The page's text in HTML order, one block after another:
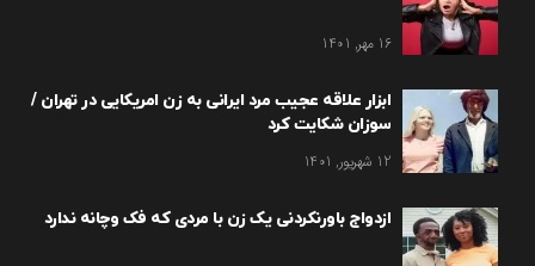
16 مهر, 1401
ابزار علاقه عجیب مرد ایرانی به زن امریکایی در تهران /
سوزان شکایت کرد
12 شهریور, 1401
ازدواج باورنکردنی یک زن با مردی که فک وچانه ندارد